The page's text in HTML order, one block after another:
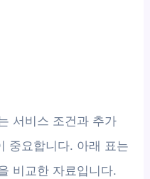
서비스 조건과 추가
중요합니다. 아래 표는
비교한 자료입니다.